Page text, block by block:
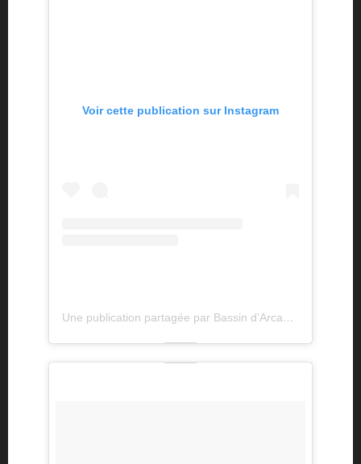
Voir cette publication sur Instagram
Une publication partagée par Bassin d’Arcachon (@bassindarcachon)